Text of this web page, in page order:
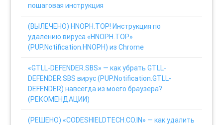
пошаговая инструкция
(ВЫЛЕЧЕНО) HNOPH.TOP! Инструкция по
удалению вируса «HNOPH.TOP»
(PUP.Notification.HNOPH) из Chrome
«GTLL-DEFENDER.SBS» — как убрать GTLL-
DEFENDER.SBS вирус (PUP.Notification.GTLL-
DEFENDER) навсегда из моего браузера?
(РЕКОМЕНДАЦИИ)
(РЕШЕНО) «CODESHIELDTECH.CO.IN» — как удалить